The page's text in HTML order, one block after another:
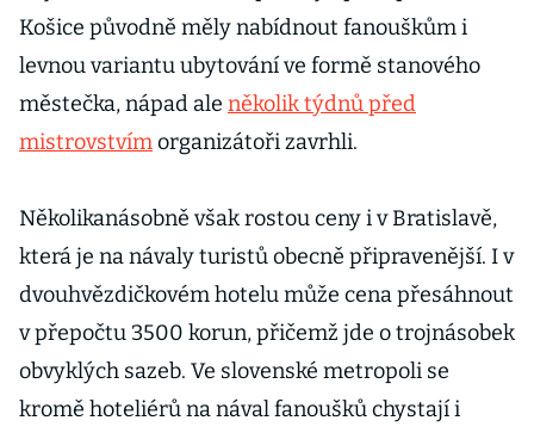
Košice původně měly nabídnout fanouškům i
levnou variantu ubytování ve formě stanového
městečka, nápad ale několik týdnů před
mistrovstvímorganizátoři zavrhli.
Několikanásobně však rostou ceny i v Bratislavě,
která je na návaly turistů obecně připravenější. I v
dvouhvězdičkovém hotelu může cena přesáhnout
v přepočtu 3500 korun, přičemž jde o trojnásobek
obvyklých sazeb. Ve slovenské metropoli se
kromě hoteliérů na nával fanoušků chystají i